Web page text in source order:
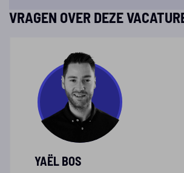
VRAGEN OVER DEZE
YAËL BOS